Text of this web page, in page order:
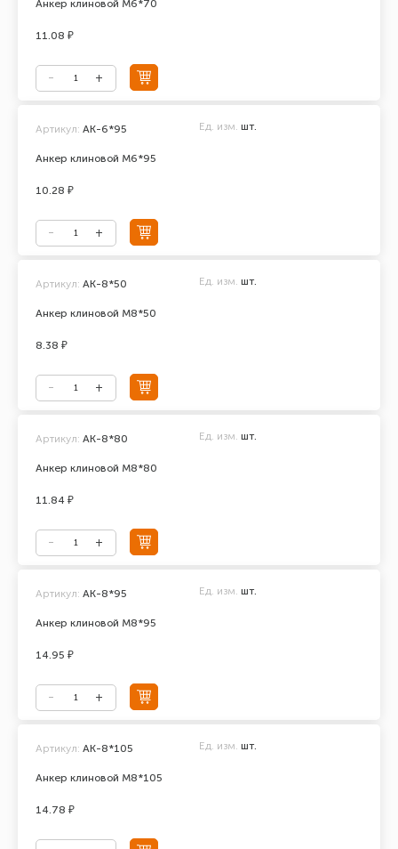
Анкер клиновой М6*70
11.08 ₽
Анкер клиновой М6*95
Артикул: АК-6*95 Ед. изм. шт.
10.28 ₽
Анкер клиновой М8*50
Артикул: АК-8*50 Ед. изм. шт.
8.38 ₽
Анкер клиновой М8*80
Артикул: АК-8*80 Ед. изм. шт.
11.84 ₽
Анкер клиновой М8*95
Артикул: АК-8*95 Ед. изм. шт.
14.95 ₽
Анкер клиновой М8*105
Артикул: АК-8*105 Ед. изм. шт.
14.78 ₽